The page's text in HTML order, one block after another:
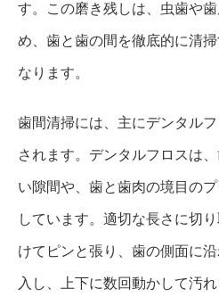
す。この磨き残しは、虫歯や
め、歯と歯の間を徹底的に清
なります。
歯間清掃には、主にデンタル
されます。デンタルフロスは
い隙間や、歯と歯肉の境目の
しています。適切な長さに切
けてピンと張り、歯の側面に
入し、上下に数回動かして汚